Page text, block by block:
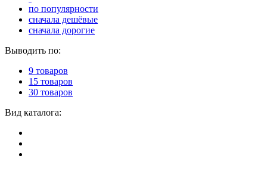
по популярности
сначала дешёвые
сначала дорогие
Выводить по:
9 товаров
15 товаров
30 товаров
Вид каталога: